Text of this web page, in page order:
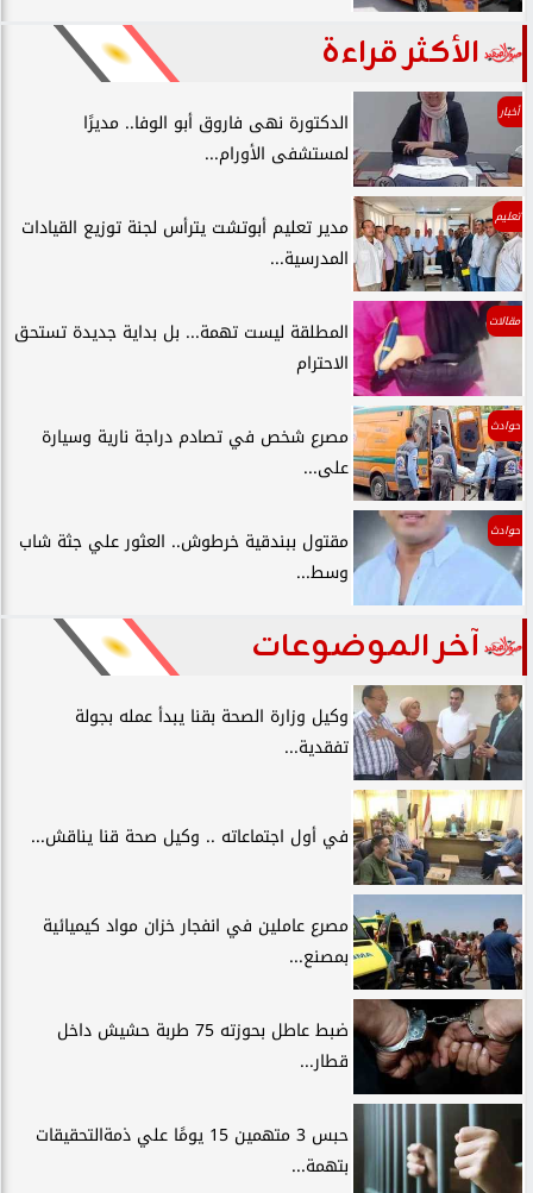
الأكثر قراءة
أخبار
الدكتورة نهى فاروق أبو الوفا.. مديرًا
لمستشفى الأورام...
تعليم
مدير تعليم أبوتشت يترأس لجنة توزيع القيادات
المدرسية...
مقالات
المطلقة ليست تهمة... بل بداية جديدة تستحق
الاحترام
حوادث
مصرع شخص في تصادم دراجة نارية وسيارة
على...
حوادث
مقتول ببندقية خرطوش.. العثور علي جثة شاب
وسط...
آخر الموضوعات
وكيل وزارة الصحة بقنا يبدأ عمله بجولة
تفقدية...
في أول اجتماعاته .. وكيل صحة قنا يناقش...
مصرع عاملين في انفجار خزان مواد كيميائية
بمصنع...
ضبط عاطل بحوزته 75 طربة حشيش داخل
قطار...
حبس 3 متهمين 15 يومًا علي ذمةالتحقيقات
بتهمة...